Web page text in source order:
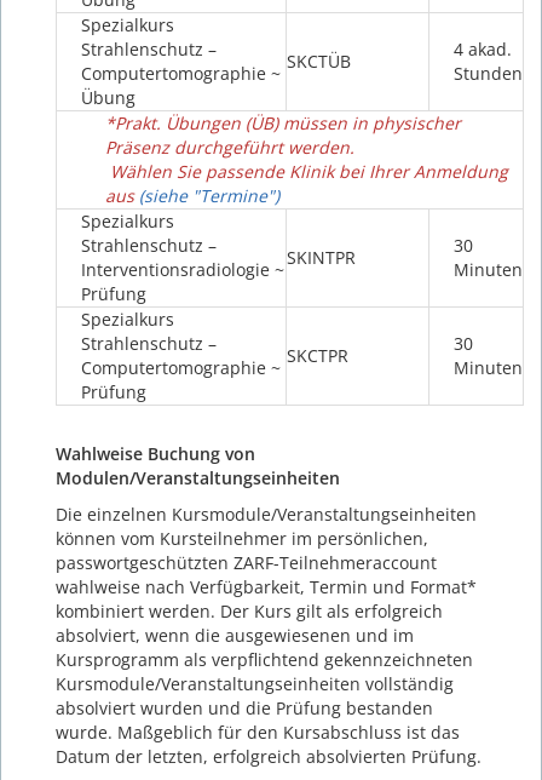
Spezialkurs
Strahlenschutz –
Computertomographie ~
Übung
SKCTÜB
4 akad.
Stunden
*Prakt. Übungen (ÜB) müssen in physischer
Präsenz durchgeführt werden.
Wählen Sie passende Klinik bei Ihrer Anmeldung
aus (siehe "Termine")
Spezialkurs
Strahlenschutz –
Interventionsradiologie ~
Prüfung
SKINTPR
30
Minuten
Spezialkurs
Strahlenschutz –
Computertomographie ~
Prüfung
SKCTPR
30
Minuten
Wahlweise Buchung von
Modulen/Veranstaltungseinheiten
Die einzelnen Kursmodule/Veranstaltungseinheiten
können vom Kursteilnehmer im persönlichen,
passwortgeschützten ZARF-Teilnehmeraccount
wahlweise nach Verfügbarkeit, Termin und Format*
kombiniert werden. Der Kurs gilt als erfolgreich
absolviert, wenn die ausgewiesenen und im
Kursprogramm als verpflichtend gekennzeichneten
Kursmodule/Veranstaltungseinheiten vollständig
absolviert wurden und die Prüfung bestanden
wurde. Maßgeblich für den Kursabschluss ist das
Datum der letzten, erfolgreich absolvierten Prüfung.